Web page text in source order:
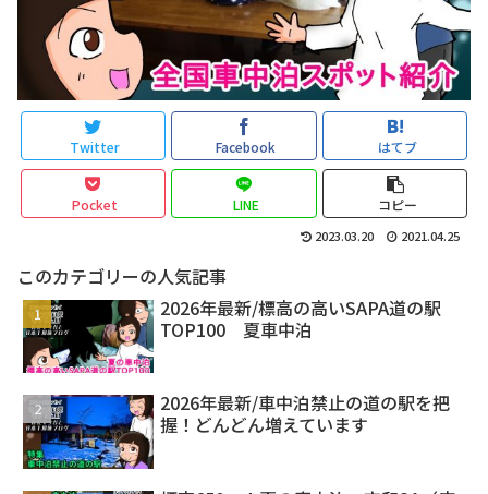
Twitter Facebook はてブ
Pocket LINE コピー
2023.03.20 2021.04.25
このカテゴリーの人気記事
2026年最新/標高の高いSAPA道の駅
TOP100 夏車中泊
2026年最新/車中泊禁止の道の駅を把
握！どんどん増えています